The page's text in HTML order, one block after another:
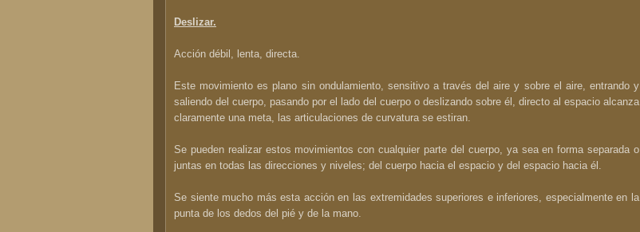
Deslizar.
Acción débil, lenta, directa.
Este movimiento es plano sin ondulamiento, sensitivo a través del aire y sobre el aire, entrando y
saliendo del cuerpo, pasando por el lado del cuerpo o deslizando sobre él, directo al espacio alcanza
claramente una meta, las articulaciones de curvatura se estiran.
Se pueden realizar estos movimientos con cualquier parte del cuerpo, ya sea en forma separada o
juntas en todas las direcciones y niveles; del cuerpo hacia el espacio y del espacio hacia él.
Se siente mucho más esta acción en las extremidades superiores e inferiores, especialmente en la
punta de los dedos del pié y de la mano.